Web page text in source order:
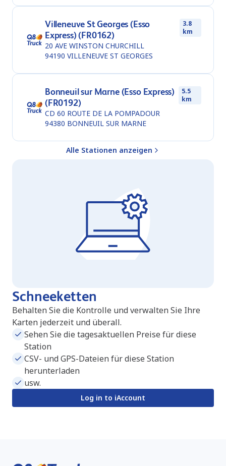
Villeneuve St Georges (Esso
Express) (FR0162)
3.8
km
20 AVE WINSTON CHURCHILL
94190 VILLENEUVE ST GEORGES
Bonneuil sur Marne (Esso Express)
(FR0192)
5.5
km
CD 60 ROUTE DE LA POMPADOUR
94380 BONNEUIL SUR MARNE
Alle Stationen anzeigen
Schneeketten
Behalten Sie die Kontrolle und verwalten Sie Ihre
Karten jederzeit und überall.
Sehen Sie die tagesaktuellen Preise für diese
Station
CSV- und GPS-Dateien für diese Station
herunterladen
usw.
Log in to iAccount